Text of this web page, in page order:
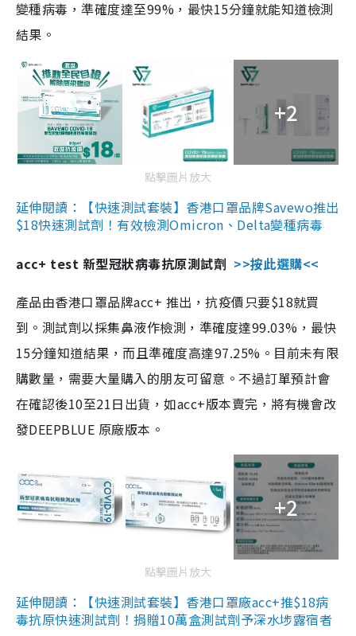
變種病毒，準確度達至99%，最快15分鐘就能知道檢測
結果。
+2
點擊圖片放大
延伸閱讀：【快速測試套裝】香港口罩品牌Savewo推出
$18快速測試劑！有效檢測Omicron、Delta變種病毒
acc+ test 新型冠狀病毒抗原測試劑 >>按此選購<<
產品由香港口罩品牌acc+ 推出，抗疫價只要$18就買
到。測試劑以採集鼻液作檢測，準確度達99.03%，最快
15分鐘知道結果，而且準確度高達97.25%。目前未有限
購數量，需要大量購入的朋友可留意。不過訂單預計會
在確認後10至21日出貨，如acc+版本賣完，將有機會改
發DEEPBLUE 原廠版本。
+2
點擊圖片放大
延伸閱讀：【快速測試套裝】香港口罩廠acc+推$18病
毒抗原快速測試劑！捐贈10萬盒測試劑予深水埗露宿者